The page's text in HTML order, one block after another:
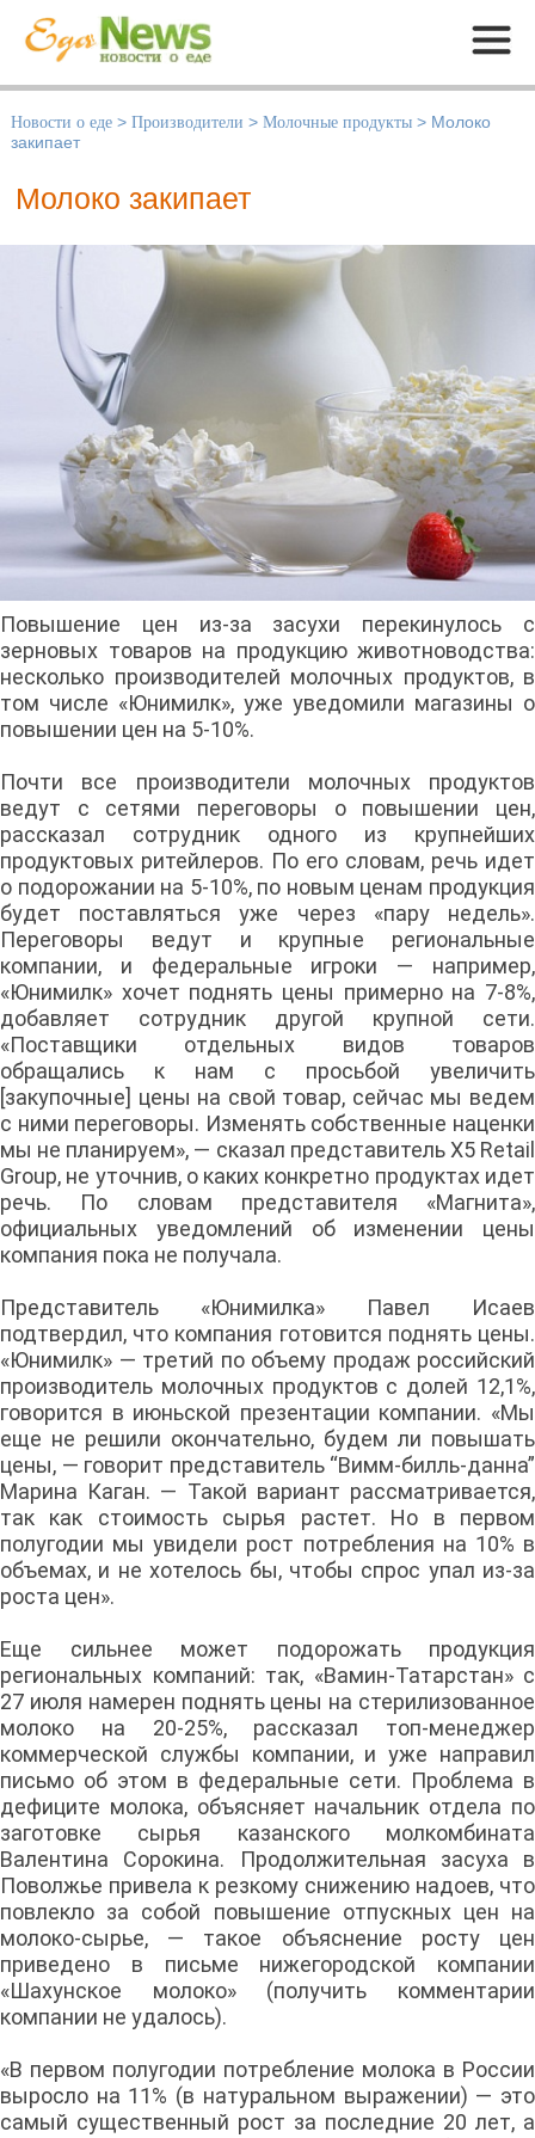
Меню
Новости о еде > Производители > Молочные продукты > Молоко
закипает
Молоко закипает
Повышение цен из-за засухи перекинулось с
зерновых товаров на продукцию животноводства:
несколько производителей молочных продуктов, в
том числе «Юнимилк», уже уведомили магазины о
повышении цен на 5-10%.
Почти все производители молочных продуктов
ведут с сетями переговоры о повышении цен,
рассказал сотрудник одного из крупнейших
продуктовых ритейлеров. По его словам, речь идет
о подорожании на 5-10%, по новым ценам продукция
будет поставляться уже через «пару недель».
Переговоры ведут и крупные региональные
компании, и федеральные игроки — например,
«Юнимилк» хочет поднять цены примерно на 7-8%,
добавляет сотрудник другой крупной сети.
«Поставщики отдельных видов товаров
обращались к нам с просьбой увеличить
[закупочные] цены на свой товар, сейчас мы ведем
с ними переговоры. Изменять собственные наценки
мы не планируем», — сказал представитель X5 Retail
Group, не уточнив, о каких конкретно продуктах идет
речь. По словам представителя «Магнита»,
официальных уведомлений об изменении цены
компания пока не получала.
Представитель «Юнимилка» Павел Исаев
подтвердил, что компания готовится поднять цены.
«Юнимилк» — третий по объему продаж российский
производитель молочных продуктов с долей 12,1%,
говорится в июньской презентации компании. «Мы
еще не решили окончательно, будем ли повышать
цены, — говорит представитель “Вимм-билль-данна”
Марина Каган. — Такой вариант рассматривается,
так как стоимость сырья растет. Но в первом
полугодии мы увидели рост потребления на 10% в
объемах, и не хотелось бы, чтобы спрос упал из-за
роста цен».
Еще сильнее может подорожать продукция
региональных компаний: так, «Вамин-Татарстан» с
27 июля намерен поднять цены на стерилизованное
молоко на 20-25%, рассказал топ-менеджер
коммерческой службы компании, и уже направил
письмо об этом в федеральные сети. Проблема в
дефиците молока, объясняет начальник отдела по
заготовке сырья казанского молкомбината
Валентина Сорокина. Продолжительная засуха в
Поволжье привела к резкому снижению надоев, что
повлекло за собой повышение отпускных цен на
молоко-сырье, — такое объяснение росту цен
приведено в письме нижегородской компании
«Шахунское молоко» (получить комментарии
компании не удалось).
«В первом полугодии потребление молока в России
выросло на 11% (в натуральном выражении) — это
самый существенный рост за последние 20 лет, а